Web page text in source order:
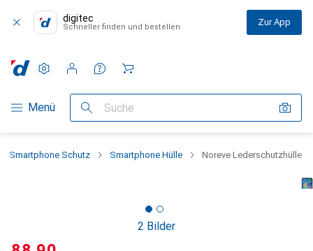
digitec
Schneller finden und bestellen Zur App
Navigation nach Kategorien
Menü Suche
Einstellungen
Kundenkonto
Vergleichslisten
Merklisten
Warenkorb
Smartphone Schutz Smartphone Hülle Noreve Lederschutzhülle
2 Bilder